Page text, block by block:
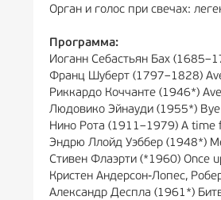
Орган и голос при свечах:
Программа:
Иоганн Себастьян Бах
Франц Шуберт (1797–1828)
Риккардо Коччанте (1946*)
Людовико Эйнауди (1955*)
Нино Рота (1911–1979) A time
Эндрю Ллойд Уэббер (1948*)
Стивен Флаэрти (*1960) Once
Кристен Андерсон-Лопес,
Александр Деспла (1961*)